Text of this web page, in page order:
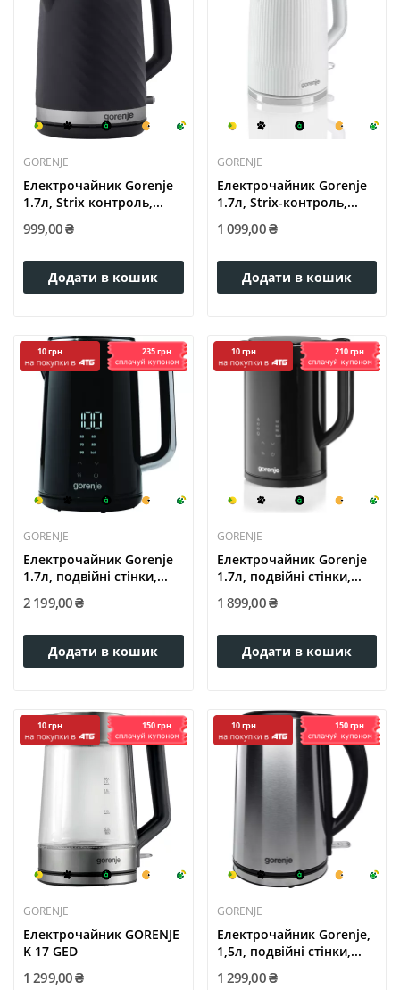
GORENJE
Електрочайник Gorenje
1.7л, Strix контроль,...
999,00 ₴
Додати в кошик
GORENJE
Електрочайник Gorenje
1.7л, Strix-контроль,...
1 099,00 ₴
Додати в кошик
10 грн 235 грн
GORENJE
Електрочайник Gorenje
1.7л, подвійні стінки,...
2 199,00 ₴
Додати в кошик
10 грн 210 грн
GORENJE
Електрочайник Gorenje
1.7л, подвійні стінки,...
1 899,00 ₴
Додати в кошик
10 грн 150 грн
GORENJE
Електрочайник GORENJE
K 17 GED
1 299,00 ₴
10 грн 150 грн
GORENJE
Електрочайник Gorenje,
1,5л, подвійні стінки,...
1 299,00 ₴